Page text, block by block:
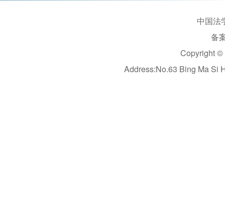
中国法
备
Copyright ©
Address:No.63 Bing Ma Si